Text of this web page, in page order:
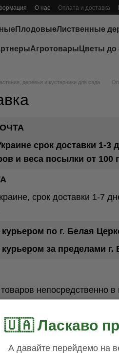
О нас Оплата и доставка
ПлодовыеЛиственные
Агротовары Цветы до
деревья и кустарники для сада
срок доставки 1-3
и веса посылки от 100
срок доставки 1-7
по г. Белая
курьером за пределами
товаров
картой
🇺🇦 Ласкаво
А давайте перейдемо на